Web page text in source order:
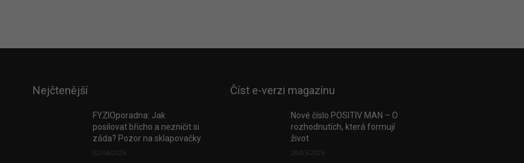
Nejčtenější
FYZIOporadna: Jak
posilovat břicho a nezničit si
záda? Pozor na sklapovačky
02/06/2026
Číst e-verzi magazínu
Nové číslo POSITIV MAN – O
rozhodnutích, která formují
život
28/05/2026